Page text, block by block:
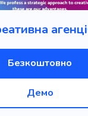
Безкоштовно
Демо